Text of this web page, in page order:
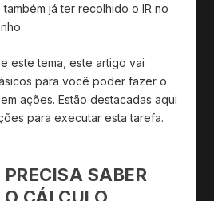
já ter recolhido o IR no
este tema, este artigo vai
para você poder fazer o
ações. Estão destacadas aqui
para executar esta tarefa.
SABER
CÁLCULO